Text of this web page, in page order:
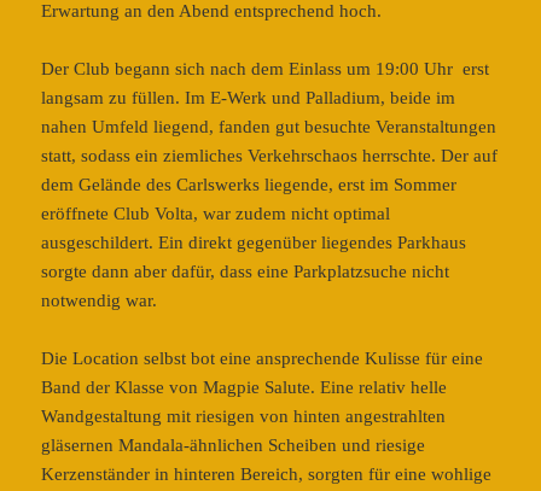
Erwartung an den Abend entsprechend hoch.
Der Club begann sich nach dem Einlass um 19:00 Uhr erst
langsam zu füllen. Im E-Werk und Palladium, beide im
nahen Umfeld liegend, fanden gut besuchte Veranstaltungen
statt, sodass ein ziemliches Verkehrschaos herrschte. Der auf
dem Gelände des Carlswerks liegende, erst im Sommer
eröffnete Club Volta, war zudem nicht optimal
ausgeschildert. Ein direkt gegenüber liegendes Parkhaus
sorgte dann aber dafür, dass eine Parkplatzsuche nicht
notwendig war.
Die Location selbst bot eine ansprechende Kulisse für eine
Band der Klasse von Magpie Salute. Eine relativ helle
Wandgestaltung mit riesigen von hinten angestrahlten
gläsernen Mandala-ähnlichen Scheiben und riesige
Kerzenständer in hinteren Bereich, sorgten für eine wohlige